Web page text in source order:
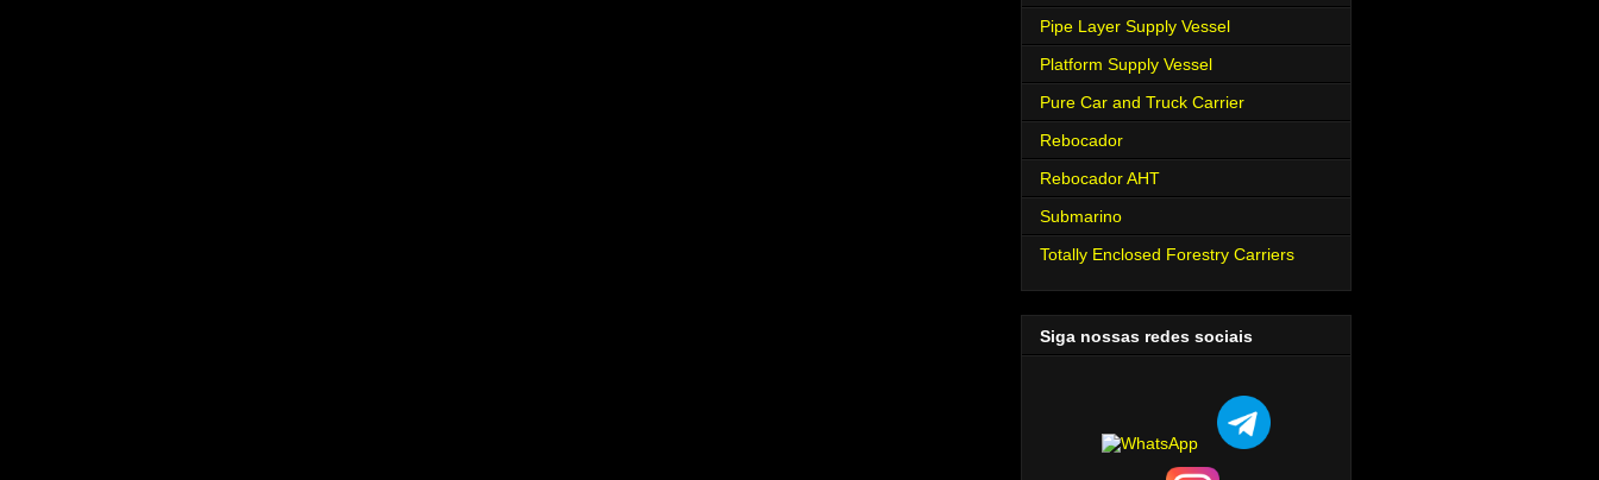
Pipe Layer Supply Vessel
Platform Supply Vessel
Pure Car and Truck Carrier
Rebocador
Rebocador AHT
Submarino
Totally Enclosed Forestry Carriers
Siga nossas redes sociais